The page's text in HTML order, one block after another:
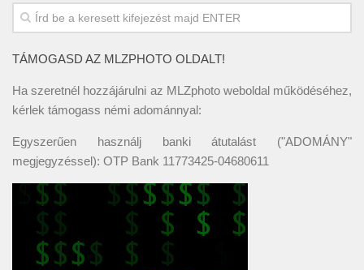
TÁMOGASD AZ MLZPHOTO OLDALT!
Ha szeretnél hozzájárulni az MLZphoto weboldal működéséhez,
kérlek támogass némi adománnyal:
Egyszerűen használj banki átutalást ("ADOMÁNY"
megjegyzéssel): OTP Bank 11773425-04680611